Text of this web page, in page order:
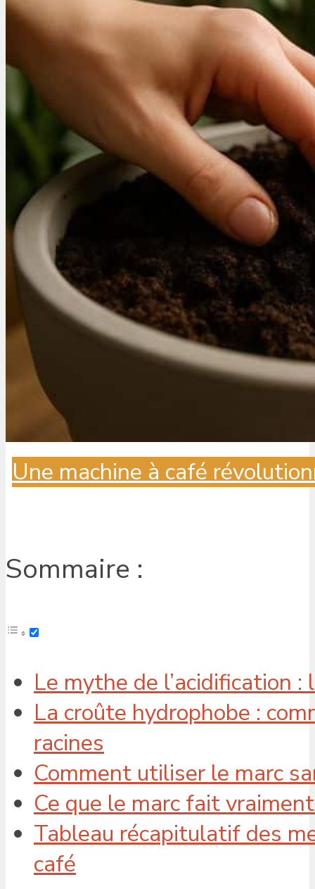
Une machine à café
Sommaire :
Le mythe de l’acidification
La croûte hydrophobe :
racines
Comment utiliser le marc
Ce que le marc fait
Tableau récapitulatif des
café